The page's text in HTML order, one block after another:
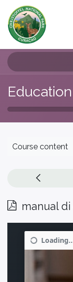
Course content
manual